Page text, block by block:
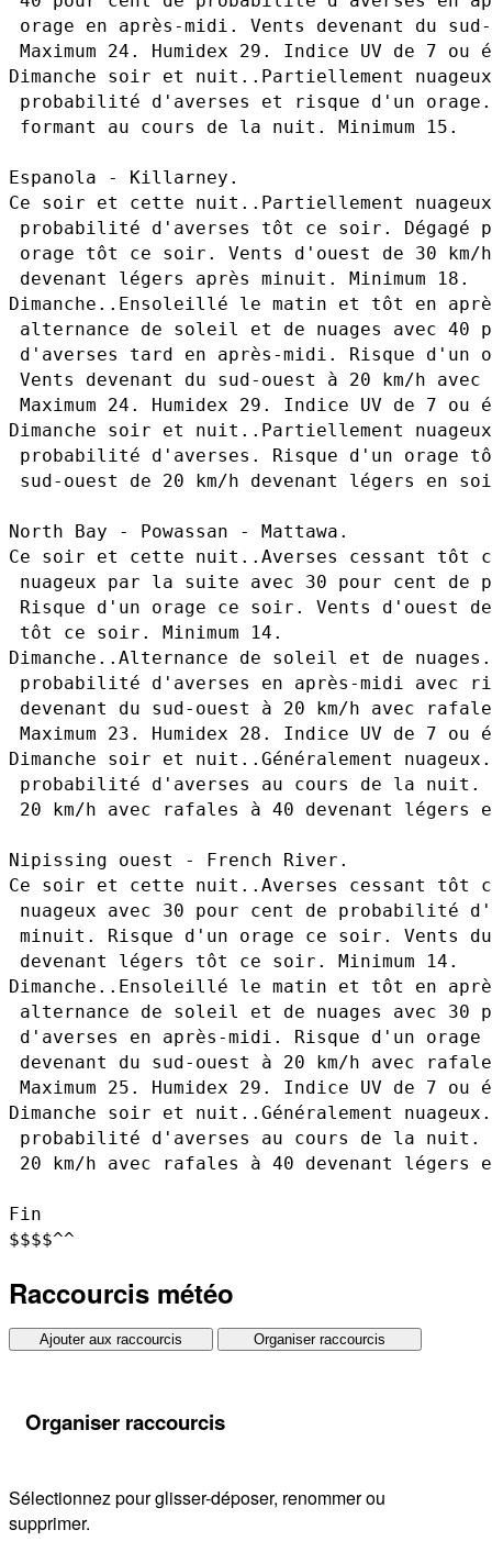
Raccourcis météo
Ajouter aux raccourcis Organiser raccourcis
Organiser raccourcis
Sélectionnez pour glisser-déposer, renommer ou
supprimer.